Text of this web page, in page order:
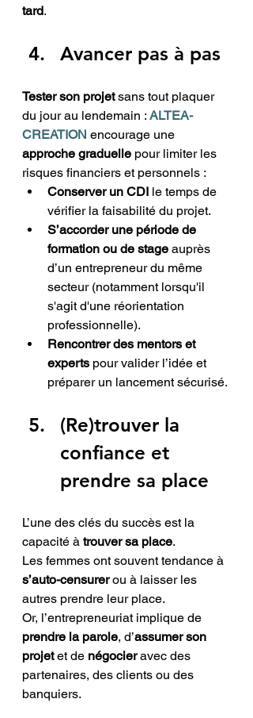
tard.
Avancer pas à pas
Tester son projet sans tout plaquer
du jour au lendemain : ALTEA-
CREATION encourage une
approche graduelle pour limiter les
risques financiers et personnels :
Conserver un CDI le temps de
vérifier la faisabilité du projet.
S’accorder une période de
formation ou de stage auprès
d’un entrepreneur du même
secteur (notamment lorsqu'il
s'agit d'une réorientation
professionnelle).
Rencontrer des mentors et
experts pour valider l’idée et
préparer un lancement sécurisé.
(Re)trouver la
confiance et
prendre sa place
L’une des clés du succès est la
capacité à trouver sa place.
Les femmes ont souvent tendance à
s’auto-censurer ou à laisser les
autres prendre leur place.
Or, l’entrepreneuriat implique de
prendre la parole, d’assumer son
projet et de négocier avec des
partenaires, des clients ou des
banquiers.